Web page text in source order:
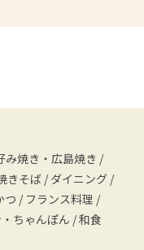
み焼き・広島焼き /
きそば / ダイニング /
つ / フランス料理 /
ちゃんぽん /和食